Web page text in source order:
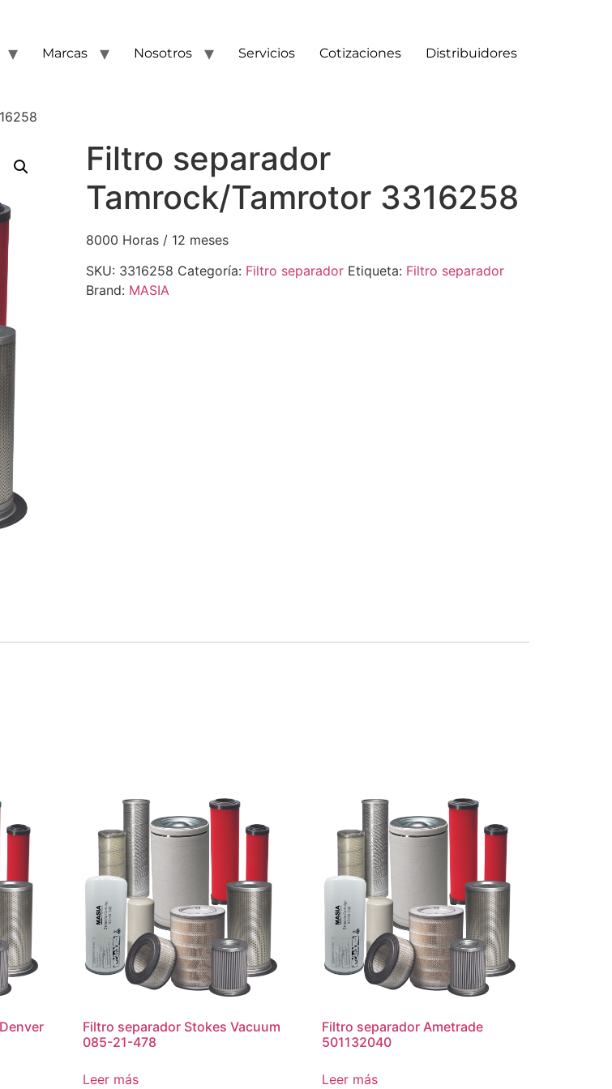
Marcas Nosotros Servicios Cotizaciones Distribuidores
Filtro separador
Tamrock/Tamrotor 3316258
8000 Horas / 12 meses
SKU: 3316258 Categoría: Filtro separador Etiqueta: Filtro separador
Brand: MASIA
Filtro separador Stokes Vacuum
085-21-478
Leer más
Filtro separador Ametrade
501132040
Leer más